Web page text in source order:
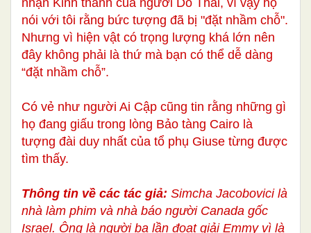
nhận Kinh thánh của người Do Thái, vì vậy họ
nói với tôi rằng bức tượng đã bị "đặt nhầm chỗ".
Nhưng vì hiện vật có trọng lượng khá lớn nên
đây không phải là thứ mà bạn có thể dễ dàng
“đặt nhầm chỗ”.
Có vẻ như người Ai Cập cũng tin rằng những gì
họ đang giấu trong lòng Bảo tàng Cairo là
tượng đài duy nhất của tổ phụ Giuse từng được
tìm thấy.
Thông tin về các tác giả: Simcha Jacobovici là
nhà làm phim và nhà báo người Canada gốc
Israel. Ông là người ba lần đoạt giải Emmy vì là